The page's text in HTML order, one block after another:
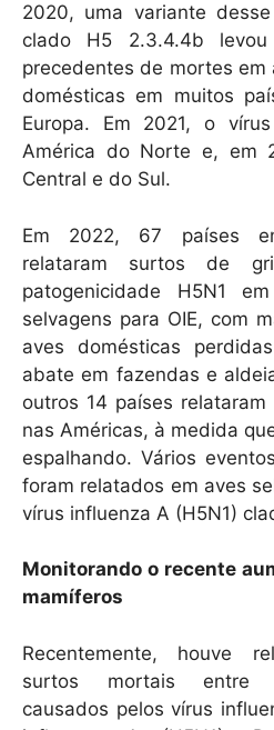
2020, uma variante
clado H5 2.3.4.4b
precedentes de mortes em
domésticas em muitos
Europa. Em 2021, o
América do Norte e, em
Central e do Sul.
Em 2022, 67 países
relataram surtos de
patogenicidade H5N1
selvagens para OIE, com
aves domésticas
abate em fazendas e
outros 14 países
nas Américas, à medida
espalhando. Vários
foram relatados em aves
vírus influenza A (H5N1)
Monitorando o recente
mamíferos
Recentemente, houve
surtos mortais entre
causados ​​pelos vírus